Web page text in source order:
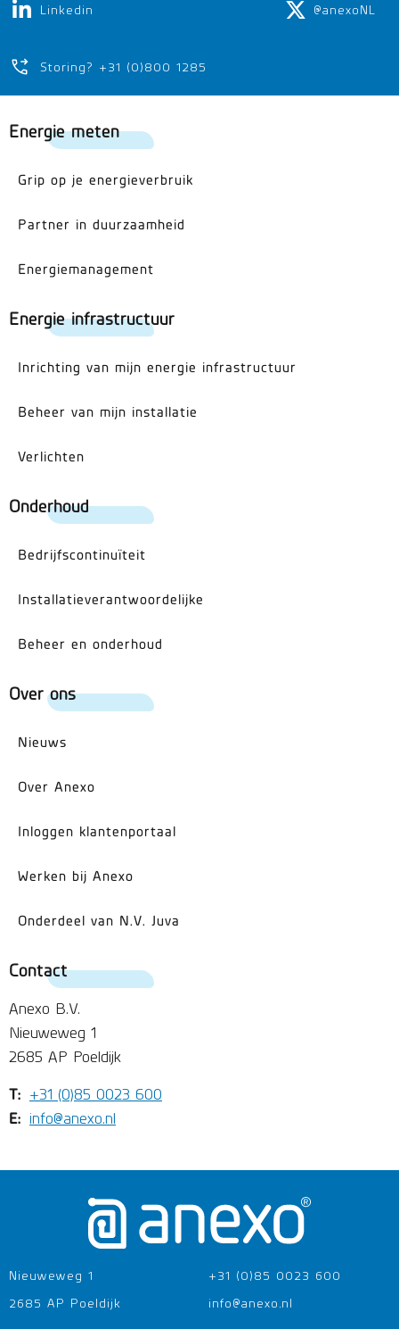
Linkedin @anexoNL
Storing? +31 (0)800 1285
Energie meten
Grip op je energieverbruik
Partner in duurzaamheid
Energiemanagement
Energie infrastructuur
Inrichting van mijn energie infrastructuur
Beheer van mijn installatie
Verlichten
Onderhoud
Bedrijfscontinuïteit
Installatieverantwoordelijke
Beheer en onderhoud
Over ons
Nieuws
Over Anexo
Inloggen klantenportaal
Werken bij Anexo
Onderdeel van N.V. Juva
Contact
Anexo B.V.
Nieuweweg 1
2685 AP Poeldijk
T: +31 (0)85 0023 600
E: info@anexo.nl
Nieuweweg 1
2685 AP Poeldijk
+31 (0)85 0023 600
info@anexo.nl